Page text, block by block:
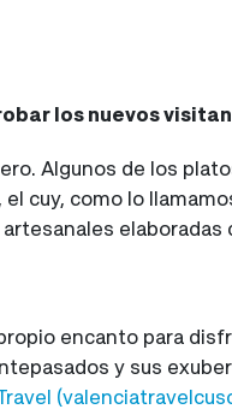
los nuevos
Algunos de los
cuy, como lo
encanto para
y sus